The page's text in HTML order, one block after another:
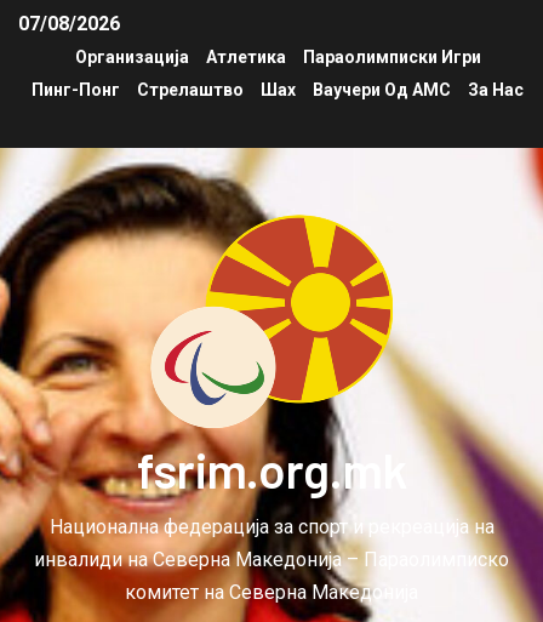
07/08/2026
Организација Атлетика
Параолимписки Игри
Пинг-Понг
Стрелаштво Шах Ваучери Од АМС За Нас
fsrim.org.mk
Национална федерација за спорт и рекреација на
инвалиди на Северна Македонија – Параолимписко
комитет на Северна Македонија